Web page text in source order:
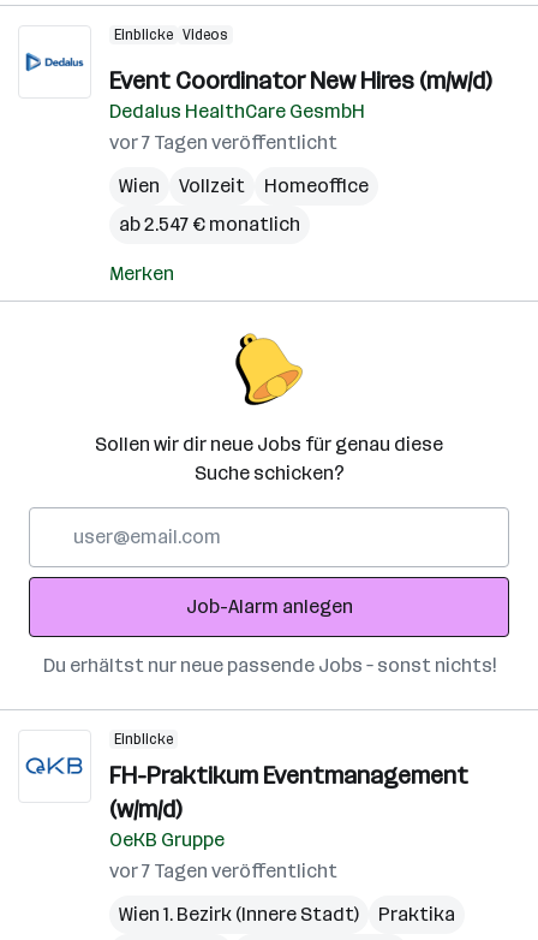
Einblicke Videos
Event Coordinator New Hires (m/w/d)
Dedalus HealthCare GesmbH
vor 7 Tagen veröffentlicht
Wien
Vollzeit
Homeoffice
ab 2.547 € monatlich
Merken
Sollen wir dir neue Jobs für genau diese
Suche schicken?
Adresse
Job-Alarm anlegen
Du erhältst nur neue passende Jobs – sonst nichts!
Einblicke
FH-Praktikum Eventmanagement
(w/m/d)
OeKB Gruppe
vor 7 Tagen veröffentlicht
Wien 1. Bezirk (Innere Stadt)
Praktika